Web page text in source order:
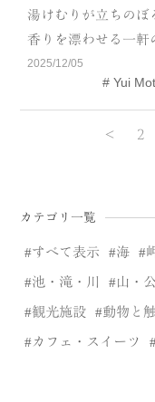
湯けむりが立ちのぼ
香りを漂わせる一
2025/12/05
Yui
< 2
カテゴリ一覧
すべて表示 海
池・滝・川 山・
観光施設 動物と
カフェ・スイーツ